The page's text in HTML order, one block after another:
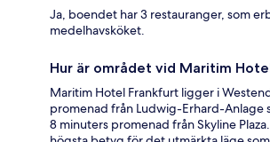
Ja, boendet har 3 restauranger, som
medelhavsköket.
Hur är området vid Maritim
Maritim Hotel Frankfurt ligger i
promenad från Ludwig-Erhard-Anlage
8 minuters promenad från Skyline